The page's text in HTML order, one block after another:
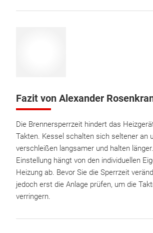
Fazit von Alexander
Die Brennersperrzeit hindert das
Takten. Kessel schalten sich seltener an
verschleißen langsamer und halten
Einstellung hängt von den individuellen
Heizung ab. Bevor Sie die Sperrzeit
jedoch erst die Anlage prüfen, um die
verringern.